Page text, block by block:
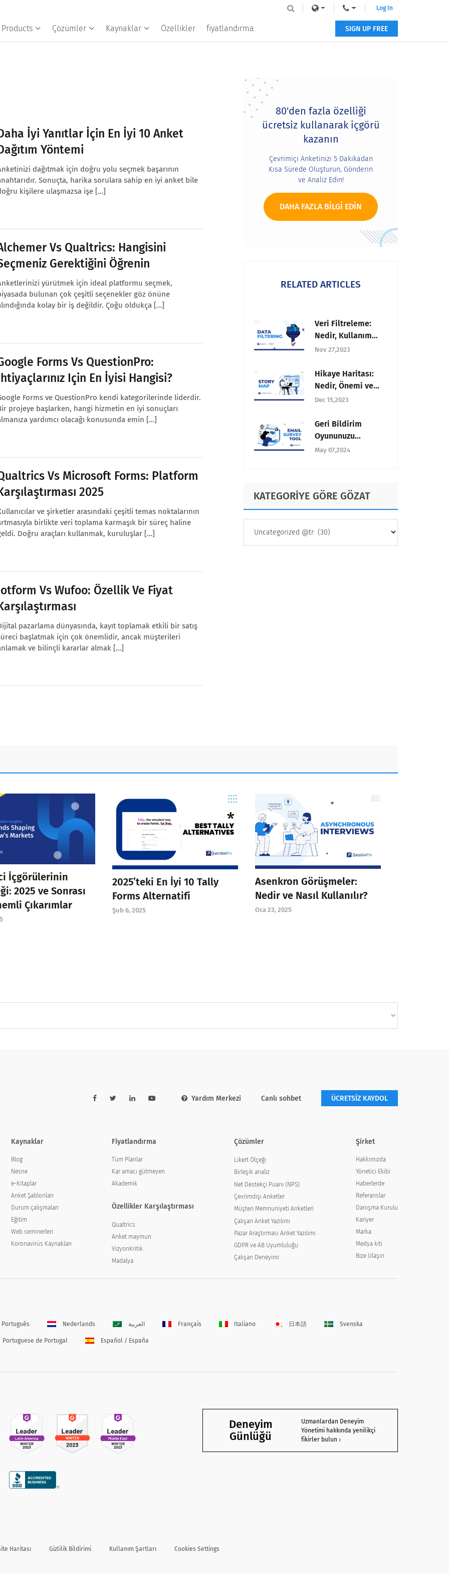
Products Çözümler Kaynaklar Özellikler fiyatlandırma
Log In
SIGN UP FREE
İyi Yanıtlar İçin En İyi 10 Anket
Yöntemi
dağıtmak için doğru yolu seçmek başarının
Sonuçta, harika sorulara sahip en iyi anket bile
kişilere ulaşmazsa işe […]
Vs Qualtrics: Hangisini
Gerektiğini Öğrenin
yürütmek için ideal platformu seçmek,
bulunan çok çeşitli seçenekler göz önüne
kolay bir iş değildir. Çoğu oldukça […]
Forms Vs QuestionPro:
Için En İyisi Hangisi?
Forms ve QuestionPro kendi kategorilerinde liderdir.
projeye başlarken, hangi hizmetin en iyi sonuçları
yardımcı olacağı konusunda emin […]
Vs Microsoft Forms: Platform
2025
ve şirketler arasındaki çeşitli temas noktalarının
birlikte veri toplama karmaşık bir süreç haline
Doğru araçları kullanmak, kuruluşlar […]
Vs Wufoo: Özellik Ve Fiyat
pazarlama dünyasında, kayıt toplamak etkili bir satış
başlatmak için çok önemlidir, ancak müşterileri
ve bilinçli kararlar almak […]
Primary
Sidebar80'den fazla özelliği
ücretsiz kullanarak içgörü
kazanın
Çevrimiçi Anketinizi 5 Dakikadan
Kısa Sürede Oluşturun, Gönderin
ve Analiz Edin!
DAHA FAZLA BILGI EDIN
RELATED ARTICLES
Veri Filtreleme:
Nedir, Kullanım
Alanları, Faydaları
Nov 27,2023
Hikaye Haritası:
Nedir, Önemi ve
Nasıl Oluşturulur?
Dec 15,2023
Geri Bildirim
Oyununuzu
Geliştirmek İçin En
Aracı
May 07,2024
KATEGORİYE GÖRE GÖZAT
GÖRE
GÖZAT
İçgörülerinin
2025 ve Sonrası
Çıkarımlar
2025’teki En İyi 10 Tally
Forms Alternatifi
Şub 6, 2025
Asenkron Görüşmeler:
Nedir ve Nasıl Kullanılır?
Oca 23, 2025
Yardım Merkezi Canlı sohbet ÜCRETSİZ KAYDOL
Kaynaklar
Blog
Nesne
e-Kitaplar
Anket Şablonları
Durum çalışmaları
Eğitim
Web seminerleri
Koronavirüs Kaynakları
Fiyatlandırma
Tüm Planlar
Kar amacı gütmeyen
Akademik
Özellikler Karşılaştırması
Qualtrics
Anket maymun
VizyonKritik
Madalya
Çözümler
Likert Ölçeği
Birleşik analiz
Net Destekçi Puanı (NPS)
Çevrimdışı Anketler
Müşteri Memnuniyeti Anketleri
Çalışan Anket Yazılımı
Pazar Araştırması Anket Yazılımı
GDPR ve AB Uyumluluğu
Çalışan Deneyimi
Şirket
Hakkımızda
Yönetici Ekibi
Haberlerde
Referanslar
Danışma Kurulu
Kariyer
Marka
Medya kiti
Bize Ulaşın
Português Nederlands العربية Français Italiano 日本語 Svenska
Portuguese de Portugal Español / España
Deneyim
Günlüğü
Uzmanlardan Deneyim
Yönetimi hakkında yenilikçi
fikirler bulun
Haritası Gizlilik Bildirimi Kullanım Şartları Cookies Settings